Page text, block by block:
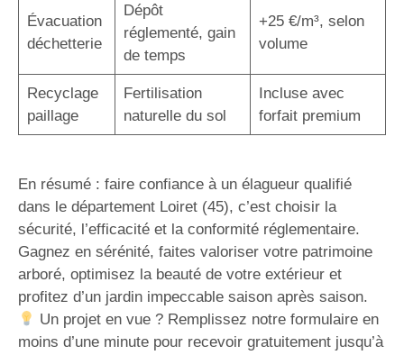
Évacuation
déchetterie
Dépôt
réglementé, gain
de temps
+25 €/m³, selon
volume
Recyclage
paillage
Fertilisation
naturelle du sol
Incluse avec
forfait premium
En résumé : faire confiance à un élagueur qualifié
dans le département Loiret (45), c’est choisir la
sécurité, l’efficacité et la conformité réglementaire.
Gagnez en sérénité, faites valoriser votre patrimoine
arboré, optimisez la beauté de votre extérieur et
profitez d’un jardin impeccable saison après saison.
Un projet en vue ? Remplissez notre formulaire en
moins d’une minute pour recevoir gratuitement jusqu’à